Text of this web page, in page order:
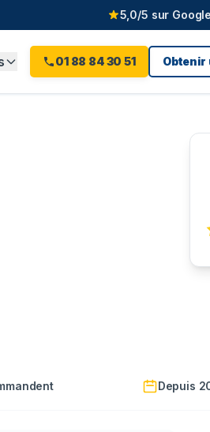
5,0/5 sur Google
01 88 84 30 51 Obtenir
Depuis